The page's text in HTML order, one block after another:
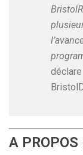
A PROPOS